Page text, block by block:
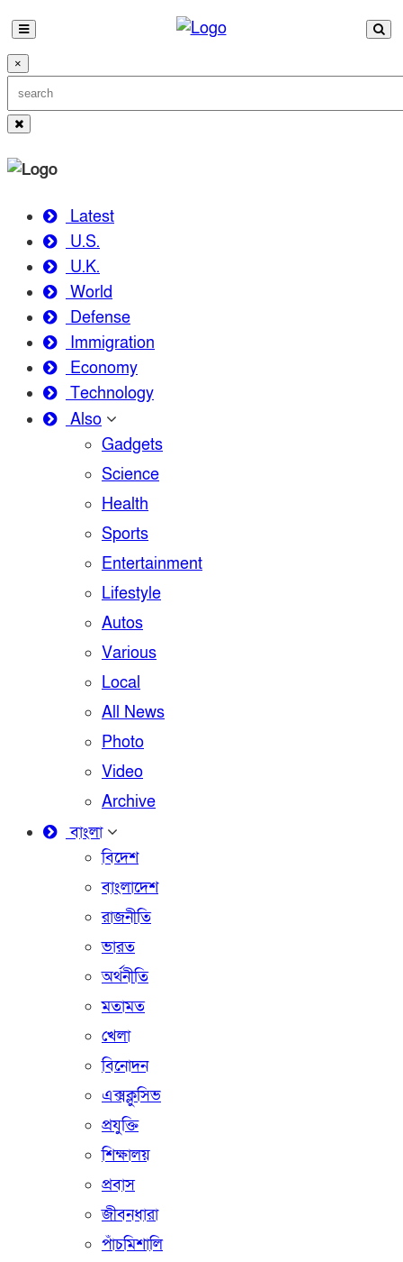
×
Latest
U.S.
U.K.
World
Defense
Immigration
Economy
Technology
Also
Gadgets
Science
Health
Sports
Entertainment
Lifestyle
Autos
Various
Local
All News
Photo
Video
Archive
বাংলা
বিদেশ
বাংলাদেশ
রাজনীতি
ভারত
অর্থনীতি
মতামত
খেলা
বিনোদন
এক্সক্লুসিভ
প্রযুক্তি
শিক্ষালয়
প্রবাস
জীবনধারা
পাঁচমিশালি